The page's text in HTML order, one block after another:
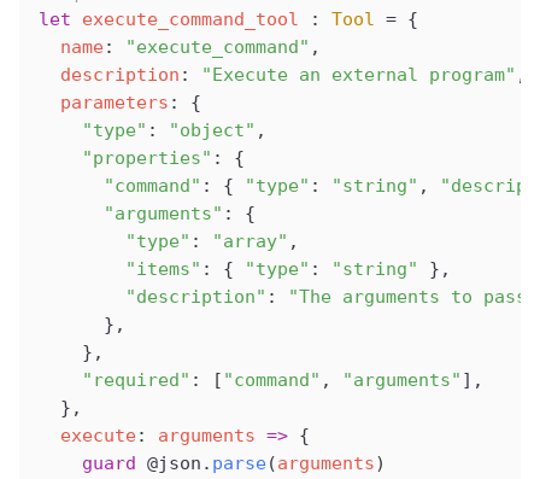
let execute_command_tool : Tool = {
  name
: "execute_command" ,
  description
: "Execute an external program" ,
  parameters
: {
    "type"
: "object" ,
    "properties"
: {
      "command"
: { "type" : "string" ,
      "arguments"
: {
        "type"
: "array" ,
        "items"
: { "type" : "string"
},
        "description"
:
"The arguments to pass
      },
    },
    "required"
: [ "command" , "arguments" ],
  },
  execute
: arguments => {
    guard
@json . parse(arguments)